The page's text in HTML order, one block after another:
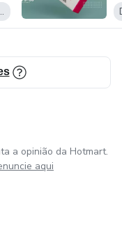
Pessoal
a opinião da Hotmart.
aqui